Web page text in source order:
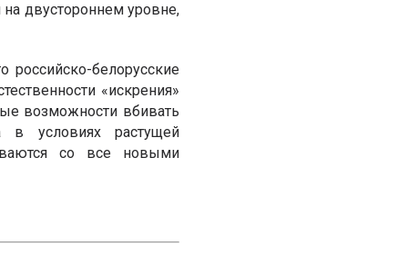
двустороннем уровне,
российско-белорусские
«искрения»
возможности вбивать
в условиях растущей
со все новыми